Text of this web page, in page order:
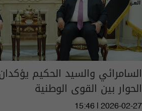
السامرائي والسيد الحكيم
الحوار بين القوى الوطنية
15:46 | 2026-02-27